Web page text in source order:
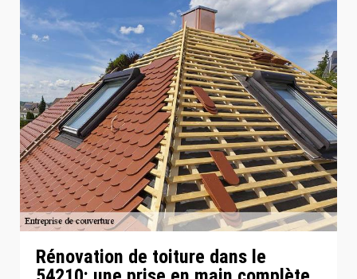
Rénovation de toiture dans le